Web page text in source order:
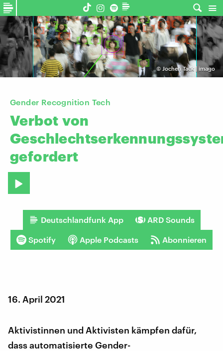
© Jochen Tack | imago
Gender Recognition Tech
Verbot von
gefordert
Deutschlandfunk App ARD Sounds
Spotify Apple Podcasts Abonnieren
16. April 2021
Aktivistinnen und Aktivisten kämpfen dafür,
dass automatisierte Gender-